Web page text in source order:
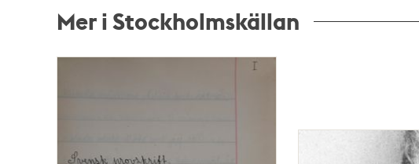
Mer i Stockholmskällan